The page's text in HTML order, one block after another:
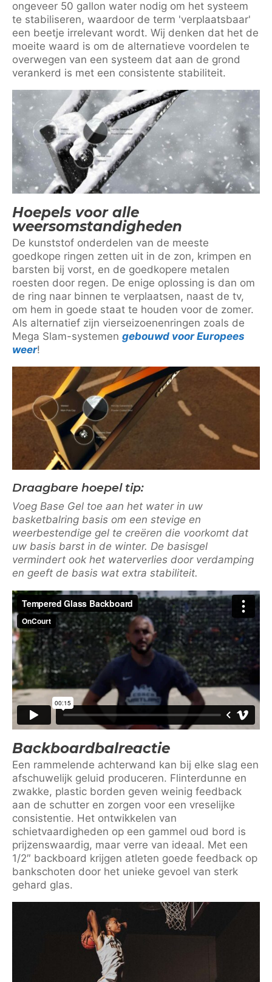
ongeveer 50 gallon water nodig om het systeem
te stabiliseren, waardoor de term 'verplaatsbaar'
een beetje irrelevant wordt. Wij denken dat het de
moeite waard is om de alternatieve voordelen te
overwegen van een systeem dat aan de grond
verankerd is met een consistente stabiliteit.
Hoepels voor alle
weersomstandigheden
De kunststof onderdelen van de meeste
goedkope ringen zetten uit in de zon, krimpen en
barsten bij vorst, en de goedkopere metalen
roesten door regen. De enige oplossing is dan om
de ring naar binnen te verplaatsen, naast de tv,
om hem in goede staat te houden voor de zomer.
Als alternatief zijn vierseizoenenringen zoals de
Mega Slam-systemen gebouwd voor Europees
weer!
Draagbare hoepel tip:
Voeg Base Gel toe aan het water in uw
basketbalring basis om een stevige en
weerbestendige gel te creëren die voorkomt dat
uw basis barst in de winter. De basisgel
vermindert ook het waterverlies door verdamping
en geeft de basis wat extra stabiliteit.
Backboardbalreactie
Een rammelende achterwand kan bij elke slag een
afschuwelijk geluid produceren. Flinterdunne en
zwakke, plastic borden geven weinig feedback
aan de schutter en zorgen voor een vreselijke
consistentie. Het ontwikkelen van
schietvaardigheden op een gammel oud bord is
prijzenswaardig, maar verre van ideaal. Met een
1/2″ backboard krijgen atleten goede feedback op
bankschoten door het unieke gevoel van sterk
gehard glas.